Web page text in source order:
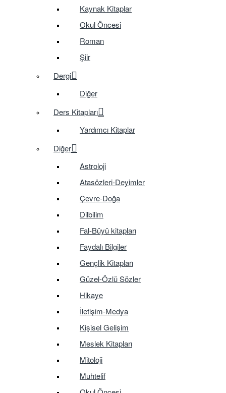
Kaynak Kitaplar
Okul Öncesi
Roman
Şiir
Dergi
Diğer
Ders Kitapları
Yardımcı Kitaplar
Diğer
Astroloji
Atasözleri-Deyimler
Çevre-Doğa
Dilbilim
Fal-Büyü kitapları
Faydalı Bilgiler
Gençlik Kitapları
Güzel-Özlü Sözler
Hikaye
İletişim-Medya
Kişisel Gelişim
Meslek Kitapları
Mitoloji
Muhtelif